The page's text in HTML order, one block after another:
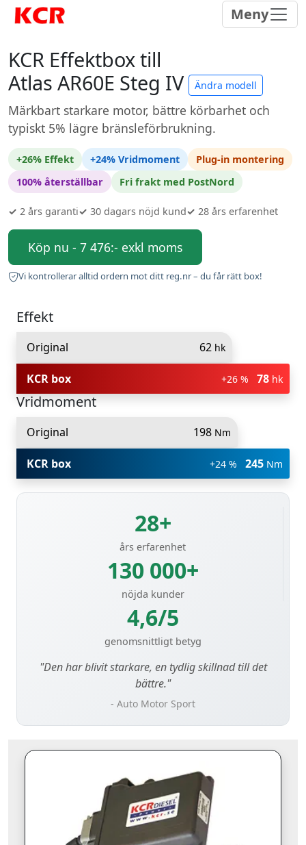
Meny
KCR Effektbox till
Atlas AR60E Steg IV
Ändra modell
Märkbart starkare motor, bättre körbarhet och
typiskt 5% lägre bränsleförbrukning.
+26% Effekt +24% Vridmoment
Plug-in montering
100% återställbar
Fri frakt med PostNord
✓ 2 års garanti✓ 30 dagars nöjd kund✓ 28 års erfarenhet
Köp nu - 7 476:- exkl moms
Vi kontrollerar alltid ordern mot ditt reg.nr – du får rätt box!
Effekt
Original 62 hk
KCR box +26 % 78 hk
Vridmoment
Original 198 Nm
KCR box +24 % 245 Nm
28+
års erfarenhet
130 000+
nöjda kunder
4,6/5
genomsnittligt betyg
"Den har blivit starkare, en tydlig skillnad till det
bättre."
- Auto Motor Sport